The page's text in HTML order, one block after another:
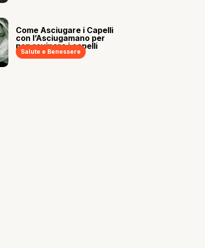
Come Asciugare i Capelli
con l’Asciugamano per
non rovinare i capelli
Salute e Benessere